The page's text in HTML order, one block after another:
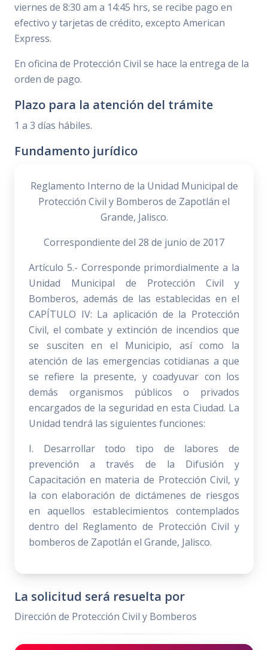
viernes de 8:30 am a 14:45 hrs, se recibe pago en
efectivo y tarjetas de crédito, excepto American
Express.
En oficina de Protección Civil se hace la entrega de la
orden de pago.
Plazo para la atención del trámite
1 a 3 días hábiles.
Fundamento jurídico
Reglamento Interno de la Unidad Municipal de
Protección Civil y Bomberos de Zapotlán el
Grande, Jalisco.
Correspondiente del 28 de junio de 2017
Artículo 5.- Corresponde primordialmente a la
Unidad Municipal de Protección Civil y
Bomberos, además de las establecidas en el
CAPÍTULO IV: La aplicación de la Protección
Civil, el combate y extinción de incendios que
se susciten en el Municipio, así como la
atención de las emergencias cotidianas a que
se refiere la presente, y coadyuvar con los
demás organismos públicos o privados
encargados de la seguridad en esta Ciudad. La
Unidad tendrá las siguientes funciones:
I. Desarrollar todo tipo de labores de
prevención a través de la Difusión y
Capacitación en materia de Protección Civil, y
la con elaboración de dictámenes de riesgos
en aquellos establecimientos contemplados
dentro del Reglamento de Protección Civil y
bomberos de Zapotlán el Grande, Jalisco.
La solicitud será resuelta por
Dirección de Protección Civil y Bomberos